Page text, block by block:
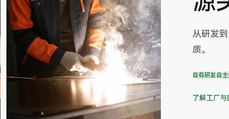
从研发
质。
自有研发自
了解工厂与